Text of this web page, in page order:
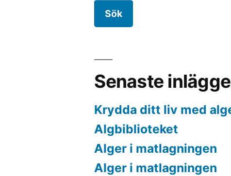
Senaste
Krydda ditt liv med
Algbiblioteket
Alger i matlagningen
Alger i matlagningen